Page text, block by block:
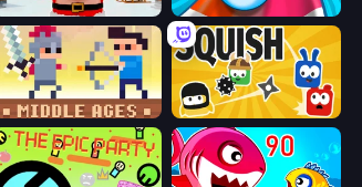
Idle Planet: Gym Tycoon Aquapark Balls Party
Castle Wars: Middle Ages Squish